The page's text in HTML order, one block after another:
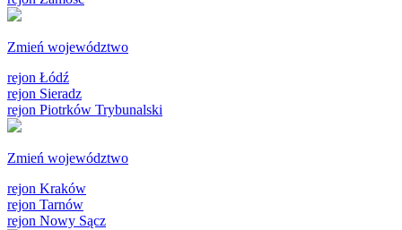
Zmień województwo
rejon Łódź
rejon Sieradz
rejon Piotrków Trybunalski
Zmień województwo
rejon Kraków
rejon Tarnów
rejon Nowy Sącz